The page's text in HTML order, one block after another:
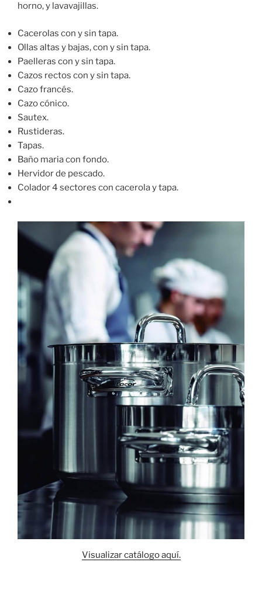
horno, y lavavajillas.
Cacerolas con y sin tapa.
Ollas altas y bajas, con y sin tapa.
Paelleras con y sin tapa.
Cazos rectos con y sin tapa.
Cazo francés.
Cazo cónico.
Sautex.
Rustideras.
Tapas.
Baño maria con fondo.
Hervidor de pescado.
Colador 4 sectores con cacerola y tapa.
Visualizar catálogo aquí.